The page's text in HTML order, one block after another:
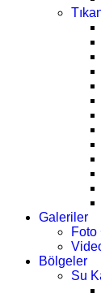
Galeriler
Foto
Bölgeler
Su